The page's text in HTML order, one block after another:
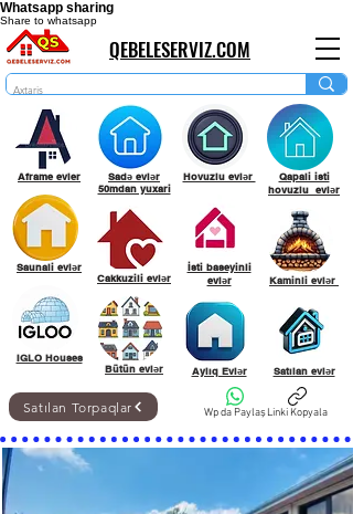
Whatsapp sharing
Share to whatsapp
QEBELESERVIZ.COM
Aframe evler
Saunali evlər
IGLO Houses
Sadə evlər
50mdan yuxari
Cakkuzili evlər
Bütün evlər
Hovuzlu evlər
İsti baseyinli
evlər
Aylıq Evlər
Qapali isti
hovuzlu evlər
Kaminli evlər
Satılan evlər
Wp da PaylaşLinki Kopyala
Satılan Torpaqlar